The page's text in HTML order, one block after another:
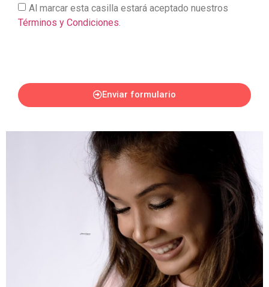
Al marcar esta casilla estará aceptado nuestros
Términos y Condiciones.
Enviar formulario